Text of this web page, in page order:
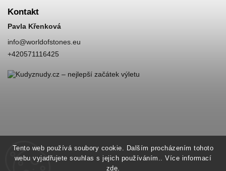
Tento web používá soubory cookie. Dalším procházením tohoto
webu vyjadřujete souhlas s jejich používáním.. Více informací
zde.
Kontakt
Pavla Křenková
info@worldofstones.eu
+420571116425